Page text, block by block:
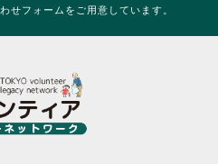
せフォームをご用意しています。